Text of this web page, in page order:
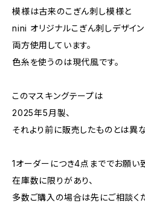
模様は古来のこぎん刺し模様と
nini オリジナルこぎん刺しデザイ
両方使用しています。
色糸を使うのは現代風です。
このマスキングテープは
2025年5月製、
それより前に販売したものとは異な
1オーダーにつき4点まででお願い
在庫数に限りがあり、
多数ご購入の場合は先にご相談く